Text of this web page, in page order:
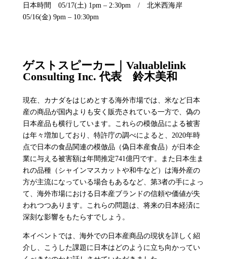
日本時間 05/17(土) 1pm – 2:30pm / 北米西海岸
05/16(金) 9pm – 10:30pm
ゲストスピーカー｜Valuablelink
Consulting Inc. 代表 鈴木美和
現在、カナダをはじめとする海外市場では、米など日本
産の商品が国内よりも安く販売されている一方で、偽の
日本産品も横行しています。​これらの模倣品による被害
は年々増加しており、特許庁の調べによると、2020年時
点で日本の食品関連の模倣品（偽日本産食品）が日本企
業に与える被害額は年間推定741億円です。また日本生ま
れの品種（シャインマスカットや和牛など）は海外産の
方が主流になっている場合もあるなど、第3者の手によっ
て、海外市場における日本産ブランドの信頼や価値が失
われつつあります。これらの問題は、将来の日本経済に
深刻な影響をもたらすでしょう。
本イベントでは、海外での日本産商品の現状を詳しく紹
介し、こうした課題に日本はどのように立ち向かってい